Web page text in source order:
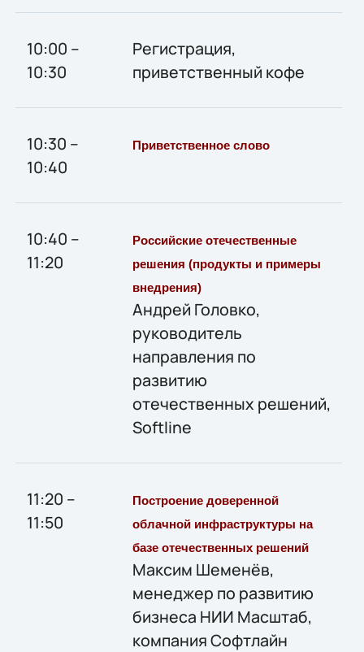
10:00 –
10:30
Регистрация,
приветственный кофе
10:30 –
10:40
Приветственное слово
10:40 –
11:20
Российские отечественные
решения (продукты и примеры
внедрения)
Андрей Головко,
руководитель
направления по
развитию
отечественных решений,
Softline
11:20 –
11:50
Построение доверенной
облачной инфраструктуры на
базе отечественных решений
Максим Шеменёв,
менеджер по развитию
бизнеса НИИ Масштаб,
компания Софтлайн